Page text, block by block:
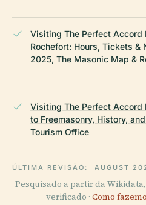
Visiting The Perfect Accord
Rochefort: Hours, Tickets &
2025, The Masonic Map &
Visiting The Perfect Accord
to Freemasonry, History,
Tourism Office
ÚLTIMA REVISÃO: AUGUST
Pesquisado a partir da
verificado · Como